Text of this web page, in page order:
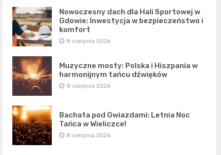
Nowoczesny dach dla Hali Sportowej w
Gdowie: Inwestycja w bezpieczeństwo i
komfort
8 sierpnia 2026
Muzyczne mosty: Polska i Hiszpania w
harmonijnym tańcu dźwięków
8 sierpnia 2026
Bachata pod Gwiazdami: Letnia Noc
Tańca w Wieliczce!
8 sierpnia 2026